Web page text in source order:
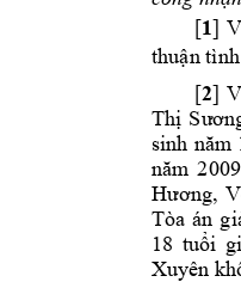
[1]
thuận tình
[2]
Thị
sinh năm
năm 2
Hương,
Tòa án
18 tuổi
Xuyên